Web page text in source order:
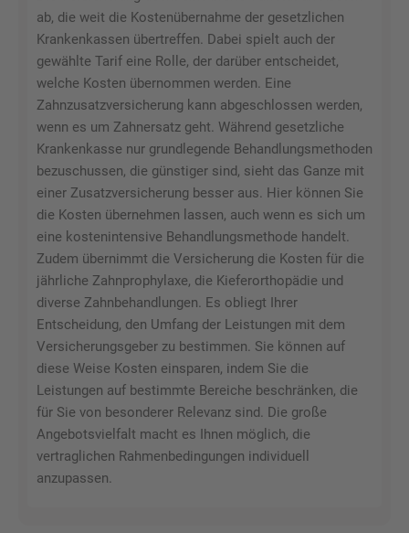
ab, die weit die Kostenübernahme der gesetzlichen
Krankenkassen übertreffen. Dabei spielt auch der
gewählte Tarif eine Rolle, der darüber entscheidet,
welche Kosten übernommen werden. Eine
Zahnzusatzversicherung kann abgeschlossen werden,
wenn es um Zahnersatz geht. Während gesetzliche
Krankenkasse nur grundlegende Behandlungsmethoden
bezuschussen, die günstiger sind, sieht das Ganze mit
einer Zusatzversicherung besser aus. Hier können Sie
die Kosten übernehmen lassen, auch wenn es sich um
eine kostenintensive Behandlungsmethode handelt.
Zudem übernimmt die Versicherung die Kosten für die
jährliche Zahnprophylaxe, die Kieferorthopädie und
diverse Zahnbehandlungen. Es obliegt Ihrer
Entscheidung, den Umfang der Leistungen mit dem
Versicherungsgeber zu bestimmen. Sie können auf
diese Weise Kosten einsparen, indem Sie die
Leistungen auf bestimmte Bereiche beschränken, die
für Sie von besonderer Relevanz sind. Die große
Angebotsvielfalt macht es Ihnen möglich, die
vertraglichen Rahmenbedingungen individuell
anzupassen.